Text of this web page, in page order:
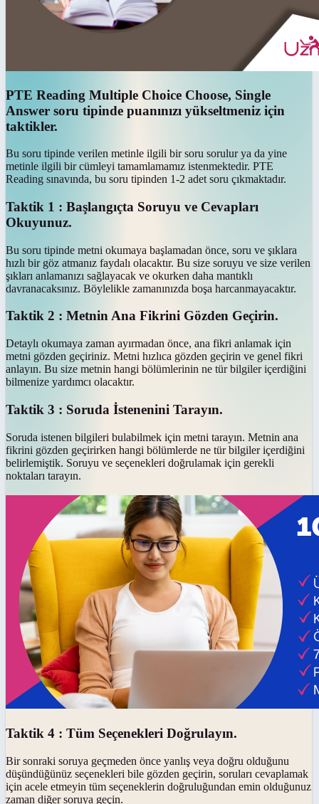
PTE Reading Multiple Choice Choose, Single
Answer soru tipinde puanınızı yükseltmeniz için
taktikler.
Bu soru tipinde verilen metinle ilgili bir soru sorulur ya da yine
metinle ilgili bir cümleyi tamamlamamız istenmektedir. PTE
Reading sınavında, bu soru tipinden 1-2 adet soru çıkmaktadır.
Taktik 1 : Başlangıçta Soruyu ve Cevapları
Okuyunuz.
Bu soru tipinde metni okumaya başlamadan önce, soru ve şıklara
hızlı bir göz atmanız faydalı olacaktır. Bu size soruyu ve size verilen
şıkları anlamanızı sağlayacak ve okurken daha mantıklı
davranacaksınız. Böylelikle zamanınızda boşa harcanmayacaktır.
Taktik 2 : Metnin Ana Fikrini Gözden Geçirin.
Detaylı okumaya zaman ayırmadan önce, ana fikri anlamak için
metni gözden geçiriniz. Metni hızlıca gözden geçirin ve genel fikri
anlayın. Bu size metnin hangi bölümlerinin ne tür bilgiler içerdiğini
bilmenize yardımcı olacaktır.
Taktik 3 : Soruda İstenenini Tarayın.
Soruda istenen bilgileri bulabilmek için metni tarayın. Metnin ana
fikrini gözden geçirirken hangi bölümlerde ne tür bilgiler içerdiğini
belirlemiştik. Soruyu ve seçenekleri doğrulamak için gerekli
noktaları tarayın.
Taktik 4 : Tüm Seçenekleri Doğrulayın.
Bir sonraki soruya geçmeden önce yanlış veya doğru olduğunu
düşündüğünüz seçenekleri bile gözden geçirin, soruları cevaplamak
için acele etmeyin tüm seçeneklerin doğruluğundan emin olduğunuz
zaman diğer soruya geçin.